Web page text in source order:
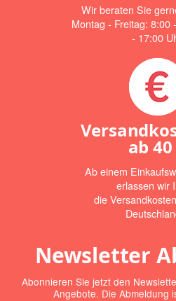
Wir beraten Sie
Montag - Freitag: 8:00
- 17:00
ab40
Ab einem
erlassen wir
die
Newsletter
Abonnieren Sie jetzt den
Angebote. Die Abmeldung